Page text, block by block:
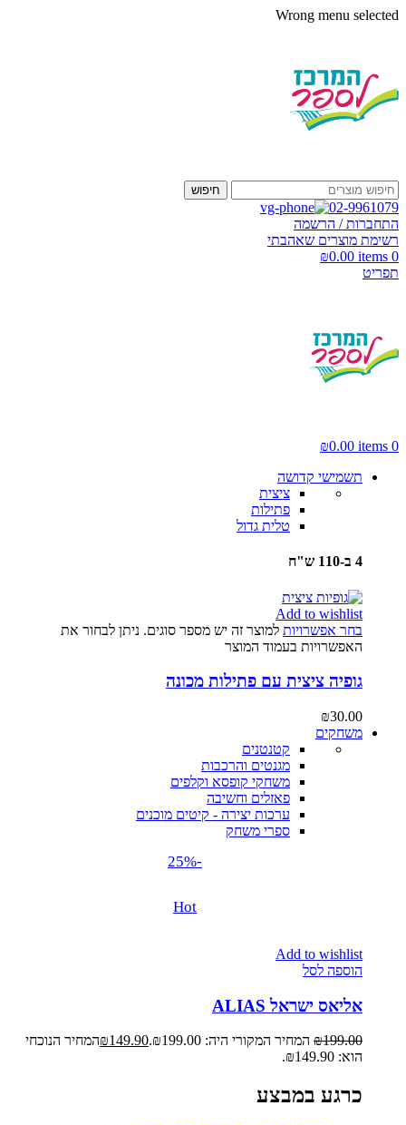
Wrong menu selected
חיפוש
02-9961079
התחברות / הרשמה
רשימת מוצרים שאהבתי
0
items
₪0.00
תפריט
0
items
₪0.00
תשמישי קדושה
ציצית
פתילות
טלית גדול
4 ב-110 ש"ח
Add to wishlist
בחר אפשרויות למוצר זה יש מספר סוגים. ניתן לבחור את
האפשרויות בעמוד המוצר
גופיה ציצית עם פתילות מכונה
₪30.00
משחקים
קטנטנים
מגנטים והרכבות
משחקי קופסא וקלפים
פאזלים וחשיבה
ערכות יצירה - קיטים מוכנים
ספרי משחק
-25%
Hot
Add to wishlist
הוספה לסל
אליאס ישראל ALIAS
₪199.00 המחיר המקורי היה: ₪199.00. ₪149.90
המחיר הנוכחי
הוא: ₪149.90.
כרגע במבצע